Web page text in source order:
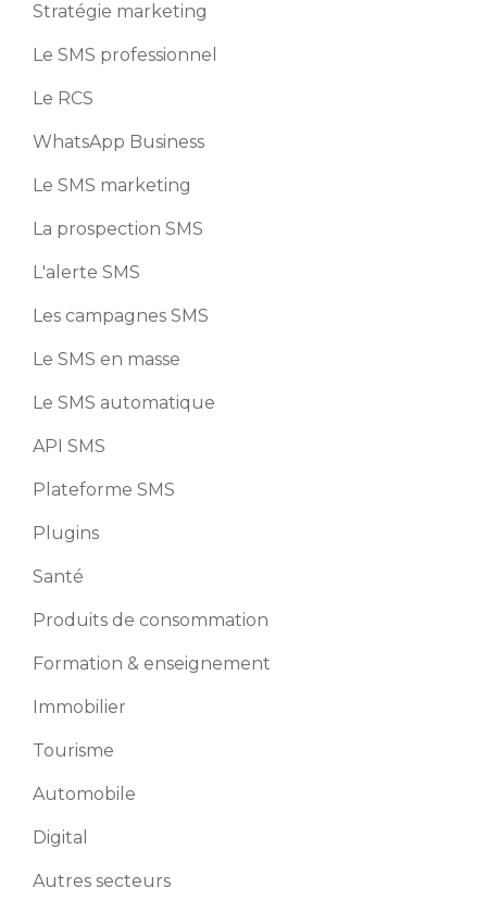
Stratégie marketing
Le SMS professionnel
Le RCS
WhatsApp Business
Le SMS marketing
La prospection SMS
L'alerte SMS
Les campagnes SMS
Le SMS en masse
Le SMS automatique
API SMS
Plateforme SMS
Plugins
Santé
Produits de consommation
Formation & enseignement
Immobilier
Tourisme
Automobile
Digital
Autres secteurs